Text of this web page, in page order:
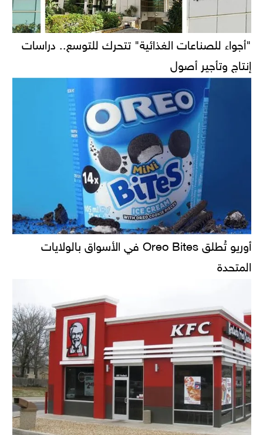
"أجواء للصناعات الغذائية" تتحرك للتوسع.. دراسات
إنتاج وتأجير أصول
أوريو تُطلق Oreo Bites في الأسواق بالولايات
المتحدة